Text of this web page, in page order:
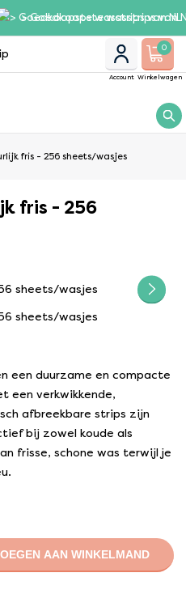
> Goedkoopste wasstrips van
Account
0
Winkelwagen
fris - 256 sheets/wasjes
fris - 256
een duurzame en compacte
een verkwikkende,
afbreekbare strips zijn
bij zowel koude als
frisse, schone was terwijl je
AAN WINKELMAND